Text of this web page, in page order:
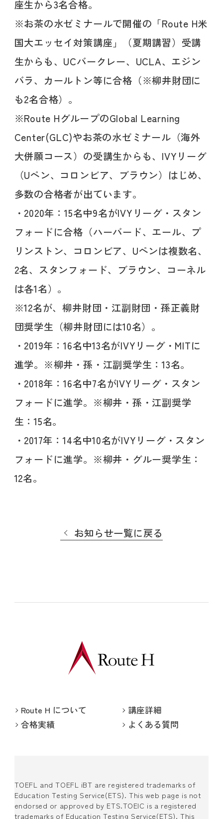
座生から3名合格。
※お茶の水ゼミナールで開催の「Route H米
国大エッセイ対策講座」（夏期講習）受講
生からも、UCバークレー、UCLA、エジン
バラ、カールトン等に合格（※柳井財団に
も2名合格）。
※Route HグループのGlobal Learning
Center(GLC)やお茶の水ゼミナール（海外
大併願コース）の受講生からも、IVYリーグ
（Uペン、コロンビア、ブラウン）はじめ、
多数の合格者が出ています。
・2020年：15名中9名がIVYリーグ・スタン
フォードに合格（ハーバード、エール、プ
リンストン、コロンビア、Uペンは複数名、
2名、スタンフォード、ブラウン、コーネル
は各1名）。
※12名が、柳井財団・江副財団・孫正義財
団奨学生（柳井財団には10名）。
・2019年：16名中13名がIVYリーグ・MITに
進学。※柳井・孫・江副奨学生：13名。
・2018年：16名中7名がIVYリーグ・スタン
フォードに進学。※柳井・孫・江副奨学
生：15名。
・2017年：14名中10名がIVYリーグ・スタン
フォードに進学。※柳井・グルー奨学生：
12名。
お知らせ一覧に戻る
Route H について
講座詳細
合格実績
よくある質問
TOEFL and TOEFL iBT are registered trademarks of
Education Testing Service(ETS). This web page is not
endorsed or approved by ETS.TOEIC is a registered
trademarks of Education Testing Service(ETS). This